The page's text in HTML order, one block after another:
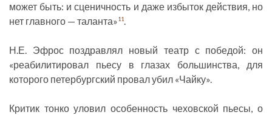
может быть: и сценичность и даже избыток действия, но
нет главного — таланта»11.
Н.Е. Эфрос поздравлял новый театр с победой: он
«реабилитировал пьесу в глазах большинства, для
которого петербургский провал убил «Чайку».
Критик тонко уловил особенность чеховской пьесы, о